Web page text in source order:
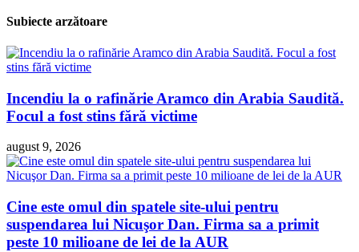
Subiecte arzătoare
Incendiu la o rafinărie Aramco din Arabia Saudită.
Focul a fost stins fără victime
august 9, 2026
Cine este omul din spatele site-ului pentru
suspendarea lui Nicuşor Dan. Firma sa a primit
peste 10 milioane de lei de la AUR